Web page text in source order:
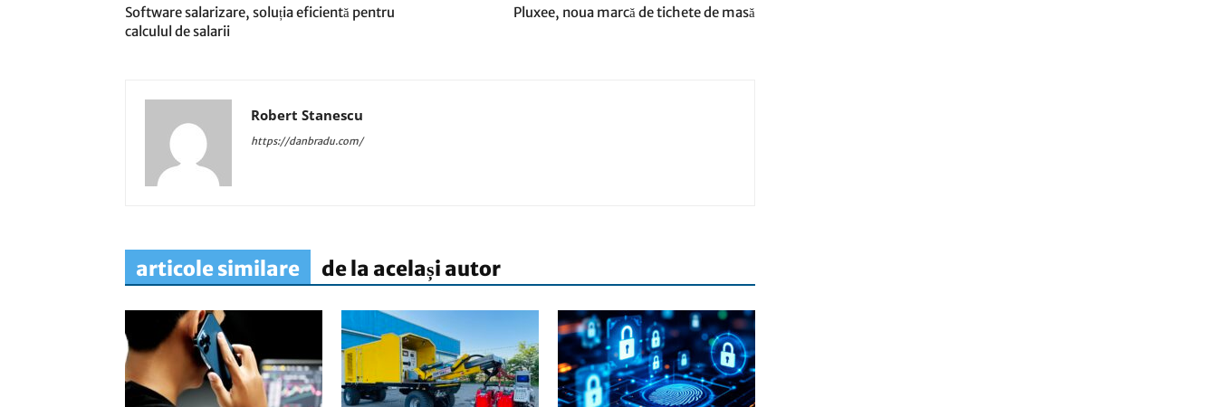
Software salarizare, soluția eficientă pentru
calculul de salarii
Pluxee, noua marcă de tichete de masă
Robert Stanescu
https://danbradu.com/
articole similare de la același autor